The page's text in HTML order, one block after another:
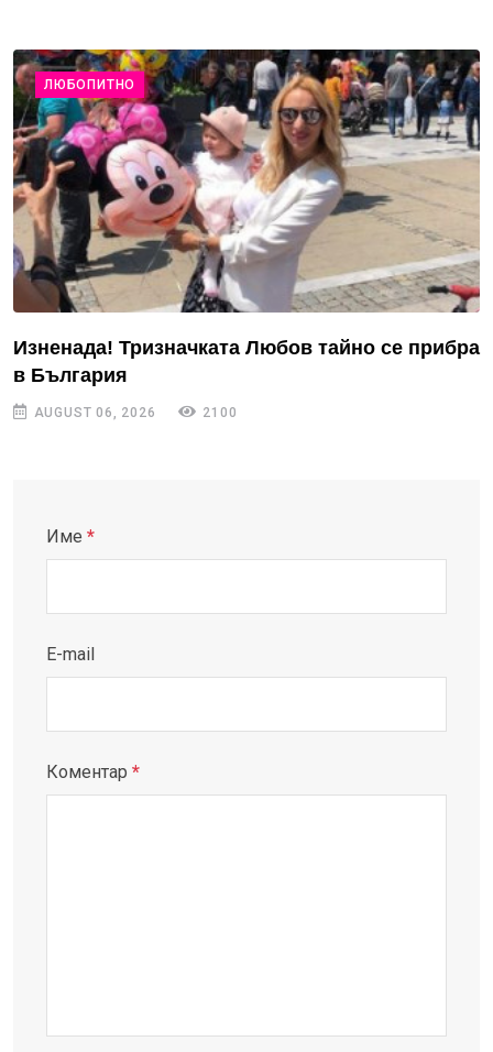
ЛЮБОПИТНО
Изненада! Тризначката Любов тайно се прибра
в България
AUGUST 06, 2026 2100
Име *
E-mail
Коментар *